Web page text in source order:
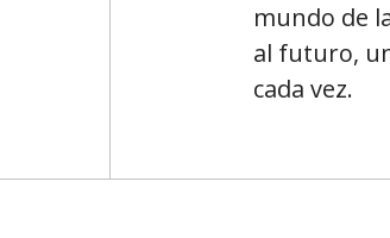
mundo de
al futuro,
cada vez.